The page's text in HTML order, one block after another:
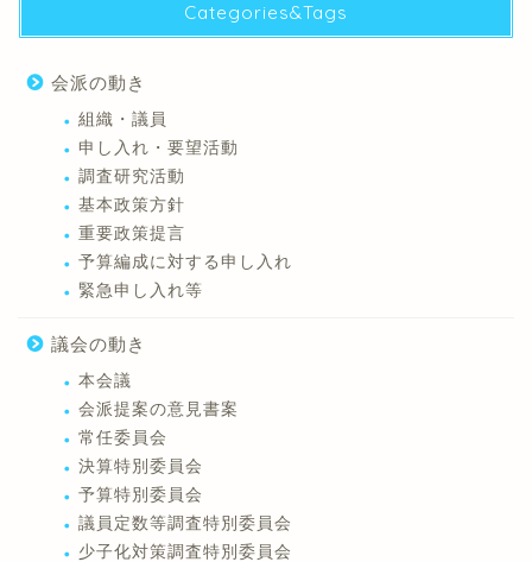
Categories&Tags
会派の動き
組織・議員
申し入れ・要望活動
調査研究活動
基本政策方針
重要政策提言
予算編成に対する申し入れ
緊急申し入れ等
議会の動き
本会議
会派提案の意見書案
常任委員会
決算特別委員会
予算特別委員会
議員定数等調査特別委員会
少子化対策調査特別委員会